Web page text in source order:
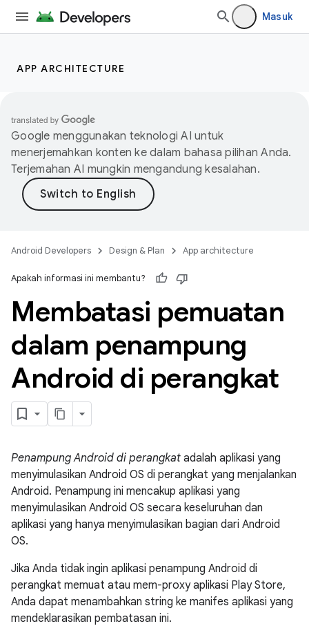
Masuk
APP ARCHITECTURE
Google menggunakan teknologi AI untuk
menerjemahkan konten ke dalam bahasa pilihan Anda.
Terjemahan AI mungkin mengandung kesalahan.
Android Developers Design & Plan App architecture
Apakah informasi ini membantu?
Membatasi pemuatan
dalam penampung
Android di perangkat
Penampung Android di perangkat adalah aplikasi yang
menyimulasikan Android OS di perangkat yang menjalankan
Android. Penampung ini mencakup aplikasi yang
menyimulasikan Android OS secara keseluruhan dan
aplikasi yang hanya menyimulasikan bagian dari Android
OS.
Jika Anda tidak ingin aplikasi penampung Android di
perangkat memuat atau mem-proxy aplikasi Play Store,
Anda dapat menambahkan string ke manifes aplikasi yang
mendeklarasikan pembatasan ini.